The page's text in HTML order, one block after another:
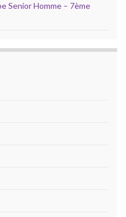
Senior Homme – 7ème